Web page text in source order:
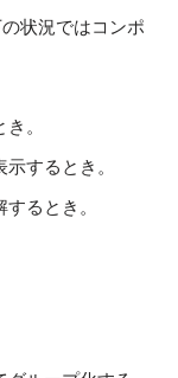
の状況ではコンポ
。
するとき。
るとき。